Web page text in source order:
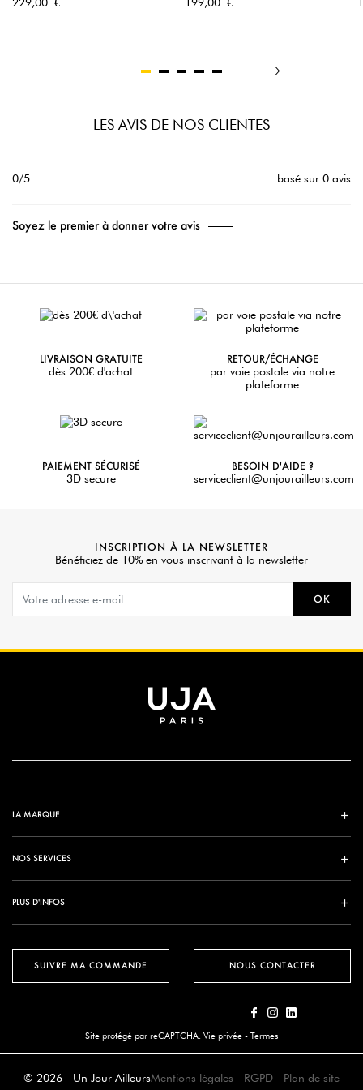
LES AVIS DE NOS CLIENTES
0/5 basé sur 0 avis
Soyez le premier à donner votre avis
LIVRAISON GRATUITE
dès 200€ d'achat
RETOUR/ÉCHANGE
par voie postale via notre
plateforme
PAIEMENT SÉCURISÉ
3D secure
BESOIN D'AIDE ?
serviceclient@unjourailleurs.com
INSCRIPTION À LA NEWSLETTER
Bénéficiez de 10% en vous inscrivant à la newsletter
OK
SUIVRE MA COMMANDE
LA MARQUE
NOS SERVICES
PLUS D'INFOS
NOUS CONTACTER
Site protégé par reCAPTCHA. Vie privée - Termes
© 2026 - Un Jour AilleursMentions légales - RGPD - Plan de site